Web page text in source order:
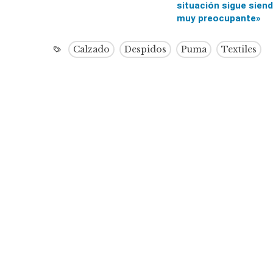
situación sigue
muy preocupante»
Calzado Despidos Puma Textiles